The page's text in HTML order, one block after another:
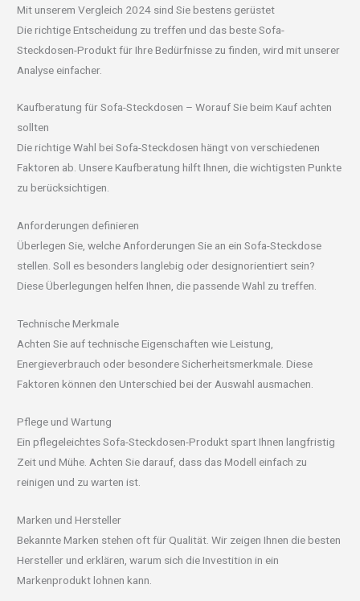
Mit unserem Vergleich 2024 sind Sie bestens gerüstet
Die richtige Entscheidung zu treffen und das beste Sofa-
Steckdosen-Produkt für Ihre Bedürfnisse zu finden, wird mit unserer
Analyse einfacher.
Kaufberatung für Sofa-Steckdosen – Worauf Sie beim Kauf achten
sollten
Die richtige Wahl bei Sofa-Steckdosen hängt von verschiedenen
Faktoren ab. Unsere Kaufberatung hilft Ihnen, die wichtigsten Punkte
zu berücksichtigen.
Anforderungen definieren
Überlegen Sie, welche Anforderungen Sie an ein Sofa-Steckdose
stellen. Soll es besonders langlebig oder designorientiert sein?
Diese Überlegungen helfen Ihnen, die passende Wahl zu treffen.
Technische Merkmale
Achten Sie auf technische Eigenschaften wie Leistung,
Energieverbrauch oder besondere Sicherheitsmerkmale. Diese
Faktoren können den Unterschied bei der Auswahl ausmachen.
Pflege und Wartung
Ein pflegeleichtes Sofa-Steckdosen-Produkt spart Ihnen langfristig
Zeit und Mühe. Achten Sie darauf, dass das Modell einfach zu
reinigen und zu warten ist.
Marken und Hersteller
Bekannte Marken stehen oft für Qualität. Wir zeigen Ihnen die besten
Hersteller und erklären, warum sich die Investition in ein
Markenprodukt lohnen kann.